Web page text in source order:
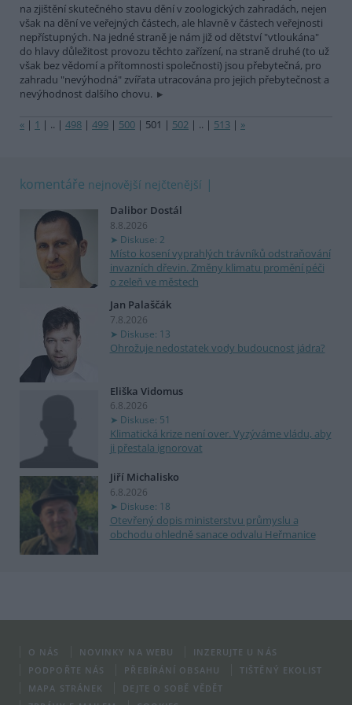
na zjištění skutečného stavu dění v zoologických zahradách, nejen
však na dění ve veřejných částech, ale hlavně v částech veřejnosti
nepřístupných. Na jedné straně je nám již od dětství "vtloukána"
do hlavy důležitost provozu těchto zařízení, na straně druhé (to už
však bez vědomí a přítomnosti společnosti) jsou přebytečná, pro
zahradu "nevýhodná" zvířata utracována pro jejich přebytečnost a
nevýhodnost dalšího chovu.
« | 1 | .. | 498 | 499 | 500 | 501 | 502 | .. | 513 | »
komentáře nejnovější nejčtenější
Dalibor Dostál
8.8.2026
Diskuse: 2
Místo kosení vyprahlých trávníků odstraňování
invazních dřevin. Změny klimatu promění péči
o zeleň ve městech
Jan Palaščák
7.8.2026
Diskuse: 13
Ohrožuje nedostatek vody budoucnost jádra?
Eliška Vidomus
6.8.2026
Diskuse: 51
Klimatická krize není over. Vyzýváme vládu, aby
ji přestala ignorovat
Jiří Michalisko
6.8.2026
Diskuse: 18
Otevřený dopis ministerstvu průmyslu a
obchodu ohledně sanace odvalu Heřmanice
O NÁS NOVINKY NA WEBU
INZERUJTE U NÁS
PODPOŘTE NÁS
PŘEBÍRÁNÍ OBSAHU
TIŠTĚNÝ EKOLIST
MAPA STRÁNEK
DEJTE O SOBĚ VĚDĚT